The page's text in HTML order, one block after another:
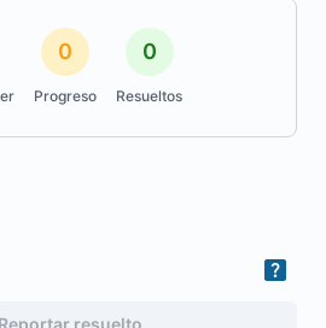
0
Progreso
0
Resueltos
Reportar resuelto